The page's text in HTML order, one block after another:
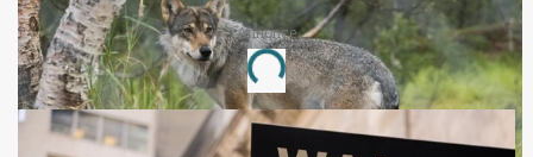
Annonce
Loading...